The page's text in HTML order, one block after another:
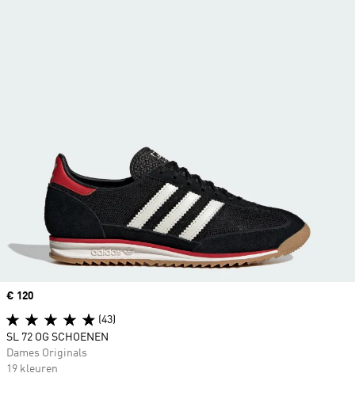
Price
€ 120
(43)
SL 72 OG SCHOENEN
Dames Originals
19 kleuren